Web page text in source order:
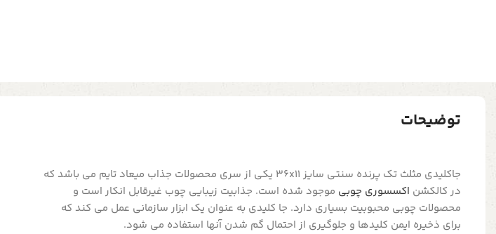
توضیحات
جاکلیدی مثلث تک پرنده سنتی سایز 36x11 یکی از سری محصولات جذاب میعاد تایم می باشد که
در کالکشن اکسسوری چوبی موجود شده است. جذابیت زیبایی چوب غیرقابل انکار است و
محصولات چوبی محبوبیت بسیاری دارد. جا کلیدی به عنوان یک ابزار سازمانی عمل می کند که
برای ذخیره ایمن کلیدها و جلوگیری از احتمال گم شدن آنها استفاده می شود.